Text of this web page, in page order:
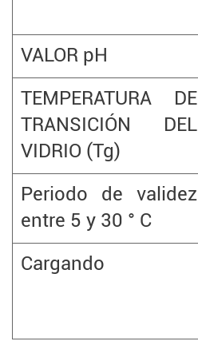
VALOR pH
TEMPERATURA DE
TRANSICIÓN DEL
VIDRIO (Tg)
Periodo de validez
entre 5 y 30 ° C
Cargando